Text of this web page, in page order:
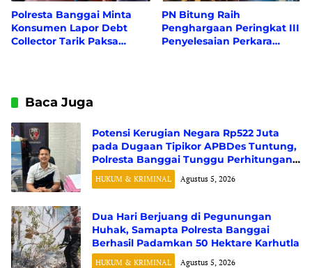
Polresta Banggai Minta
Konsumen Lapor Debt
Collector Tarik Paksa
PN Bitung Raih
Penghargaan Peringkat III
Penyelesaian Perkara
Baca Juga
Potensi Kerugian Negara Rp522 Juta
pada Dugaan Tipikor APBDes Tuntung,
Polresta Banggai Tunggu Perhitungan
Resmi dari BPK RI
HUKUM & KRIMINAL Agustus 5, 2026
Dua Hari Berjuang di Pegunungan
Huhak, Samapta Polresta Banggai
Berhasil Padamkan 50 Hektare Karhutla
HUKUM & KRIMINAL Agustus 5, 2026